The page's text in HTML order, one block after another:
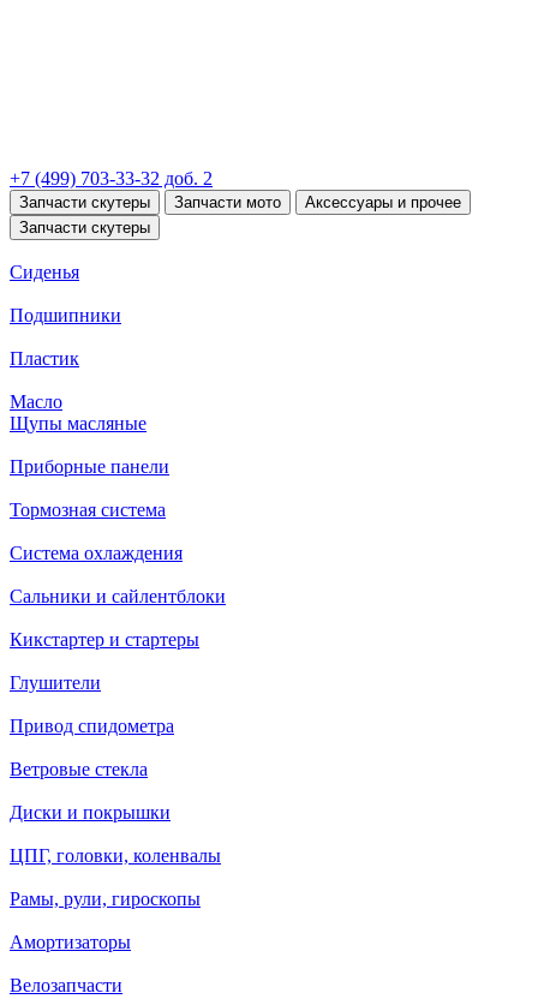
+7 (499) 703-33-32 доб. 2
Запчасти скутеры Запчасти мото
Аксессуары и прочее
Запчасти скутеры
Сиденья
Подшипники
Пластик
Масло
Щупы масляные
Приборные панели
Тормозная система
Система охлаждения
Сальники и сайлентблоки
Кикстартер и стартеры
Глушители
Привод спидометра
Ветровые стекла
Диски и покрышки
ЦПГ, головки, коленвалы
Рамы, рули, гироскопы
Амортизаторы
Велозапчасти